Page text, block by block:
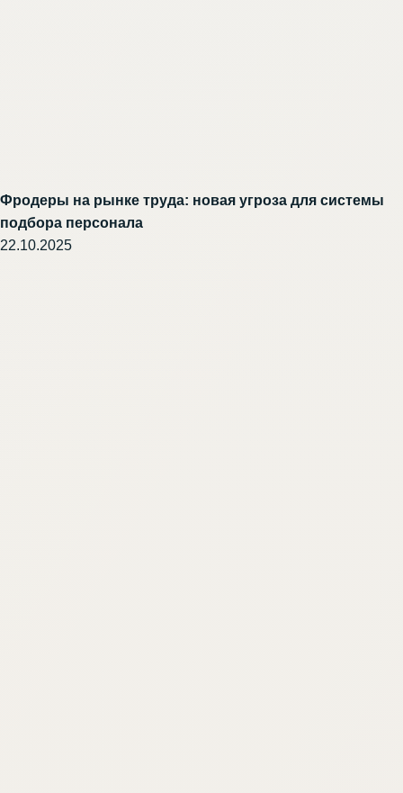
Фродеры на рынке труда: новая угроза для системы
подбора персонала
22.10.2025